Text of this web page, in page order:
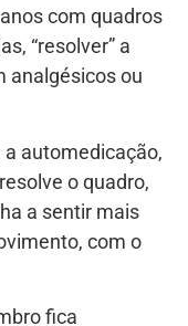
com quadros
“resolver” a
analgésicos ou
a automedicação,
o quadro,
a sentir mais
com o
fica